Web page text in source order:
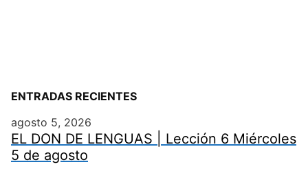
ENTRADAS RECIENTES
agosto 5, 2026
EL DON DE LENGUAS | Lección 6 Miércoles
5 de agosto